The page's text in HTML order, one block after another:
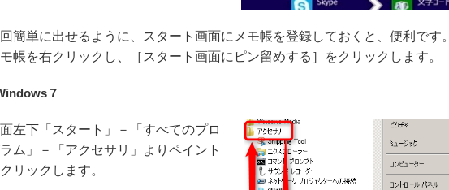
簡単に出せるように、スタート画面にメモ帳を登録しておくと、便利です。
帳を右クリックし、［スタート画面にピン留めする］をクリックします。
７
左下「スタート」－「すべてのプロ
ム」－「アクセサリ」よりペイント
リックします。